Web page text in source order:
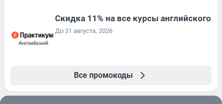
Скидка 11% на все курсы английского
До 31 августа, 2026
Все промокоды